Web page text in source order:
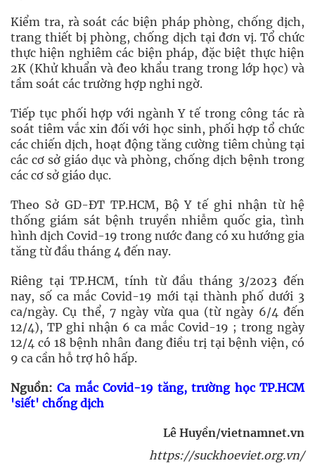
Kiểm tra, rà soát các biện pháp phòng, chống dịch,
trang thiết bị phòng, chống dịch tại đơn vị. Tổ chức
thực hiện nghiêm các biện pháp, đặc biệt thực hiện
2K (Khử khuẩn và đeo khẩu trang trong lớp học) và
tầm soát các trường hợp nghi ngờ.
Tiếp tục phối hợp với ngành Y tế trong công tác rà
soát tiêm vắc xin đối với học sinh, phối hợp tổ chức
các chiến dịch, hoạt động tăng cường tiêm chủng tại
các cơ sở giáo dục và phòng, chống dịch bệnh trong
các cơ sở giáo dục.
Theo Sở GD-ĐT TP.HCM, Bộ Y tế ghi nhận từ hệ
thống giám sát bệnh truyền nhiễm quốc gia, tình
hình dịch Covid-19 trong nước đang có xu hướng gia
tăng từ đầu tháng 4 đến nay.
Riêng tại TP.HCM, tính từ đầu tháng 3/2023 đến
nay, số ca mắc Covid-19 mới tại thành phố dưới 3
ca/ngày. Cụ thể, 7 ngày vừa qua (từ ngày 6/4 đến
12/4), TP ghi nhận 6 ca mắc Covid-19 ; trong ngày
12/4 có 18 bệnh nhân đang điều trị tại bệnh viện, có
9 ca cần hỗ trợ hô hấp.
Nguồn:Ca mắc Covid-19 tăng, trường học TP.HCM
'siết' chống dịch
Lê Huyền/vietnamnet.vn
https://suckhoeviet.org.vn/